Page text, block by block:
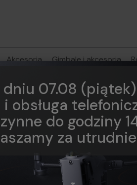
dniu 07.08 (piątek)
obsługa
do godziny
za
Akcesoria Gimbale i akcesoria
3 Aparatura sterująca DJI RC 2